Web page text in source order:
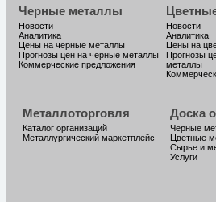
Черные металлы
Новости
Аналитика
Цены на черные металлы
Прогнозы цен на черные металлы
Коммерческие предложения
Новости
Аналитика
Цены на
Прогнозы
металлы
Металлоторговля
Каталог организаций
Металлургический маркетплейс
Доска
Черные
Цветные
Сырье и
Услуги